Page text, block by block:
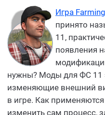
Игра
принято
11,
появления
нужны? Моды для ФС 11
изменяющие внешний
в игре. Как
изменить сам процесс,